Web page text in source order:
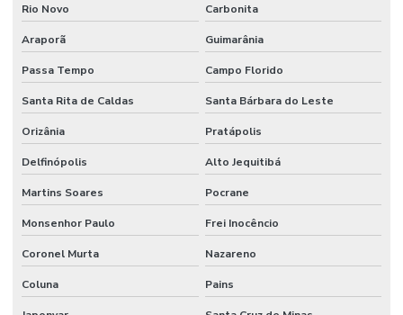
Rio Novo Carbonita
Araporã Guimarânia
Passa Tempo Campo Florido
Santa Rita de Caldas Santa Bárbara do Leste
Orizânia Pratápolis
Delfinópolis Alto Jequitibá
Martins Soares Pocrane
Monsenhor Paulo Frei Inocêncio
Coronel Murta Nazareno
Coluna Pains